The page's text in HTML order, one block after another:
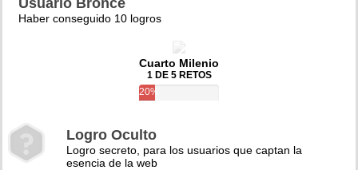
Usuario Bronce
Haber conseguido 10 logros
Cuarto Milenio
1 DE 5 RETOS
20%
Logro Oculto
Logro secreto, para los usuarios que captan la
esencia de la web